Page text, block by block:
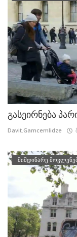
გასეირნება
Davit.Gamcemlidze
მიმდინარე